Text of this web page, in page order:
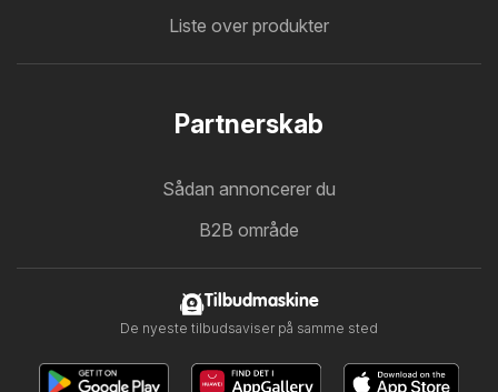
Liste over produkter
Partnerskab
Sådan annoncerer du
B2B område
Tilbudmaskine
De nyeste tilbudsaviser på samme sted